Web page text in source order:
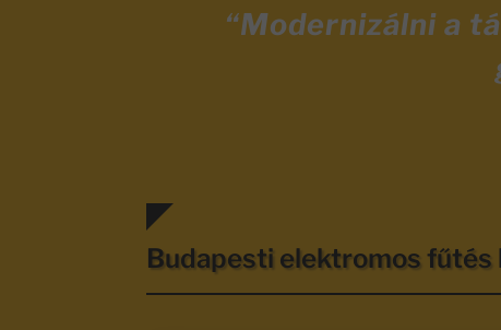
“Modernizálni a
Budapesti elektromos